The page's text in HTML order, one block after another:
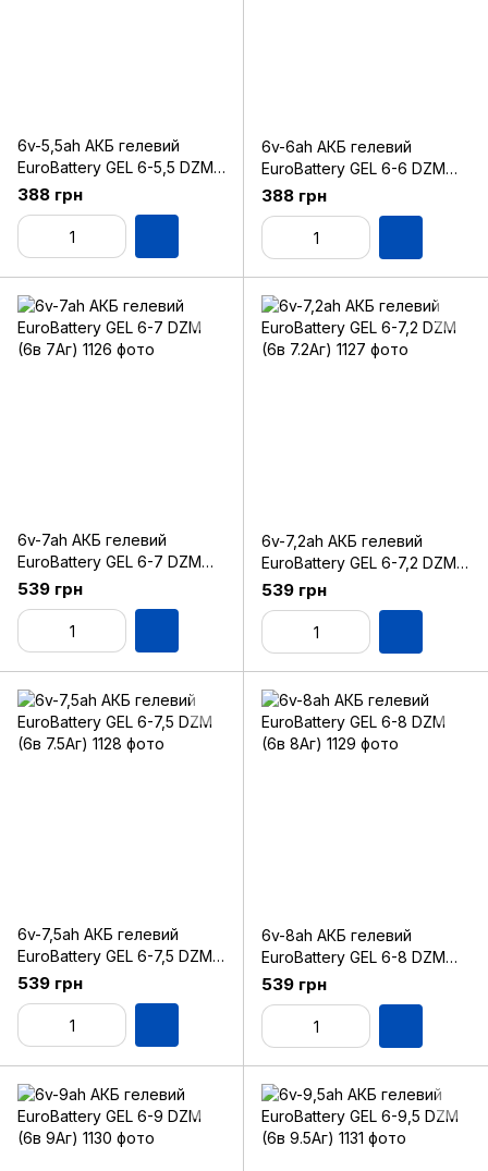
6v-5,5ah АКБ гелевий
EuroBattery GEL 6-5,5 DZM
(6в 5.5Аг)
388 грн
6v-6ah АКБ гелевий
EuroBattery GEL 6-6 DZM
(6в 6Аг)
388 грн
6v-7ah АКБ гелевий
EuroBattery GEL 6-7 DZM
(6в 7Аг)
539 грн
6v-7,2ah АКБ гелевий
EuroBattery GEL 6-7,2 DZM
(6в 7.2Аг)
539 грн
6v-7,5ah АКБ гелевий
EuroBattery GEL 6-7,5 DZM
(6в 7.5Аг)
539 грн
6v-8ah АКБ гелевий
EuroBattery GEL 6-8 DZM
(6в 8Аг)
539 грн